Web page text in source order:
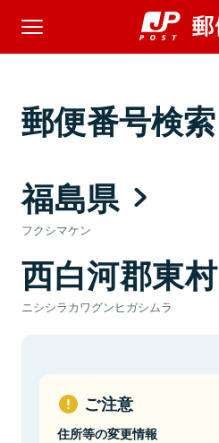
郵便番号検索
福島県
フクシマケン
西白河郡東村
ニシシラカワグンヒガシムラ
ご注意
住所等の変更情報